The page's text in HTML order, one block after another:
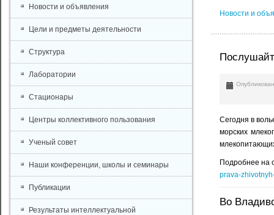
Новости и
Сегодня в
морских
Подробнее на
prava-
Во
Новости и объявления
Цели и предметы деятельности
Структура
Лаборатории
Стационары
Центры коллективного пользования
Ученый совет
Наши конференции, школы и семинары
Публикации
Результаты интеллектуальной